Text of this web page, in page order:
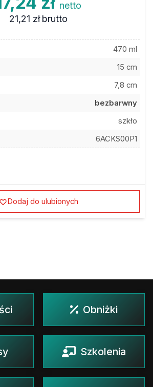
netto
21,21 zł brutto
470 ml
15 cm
7,8 cm
bezbarwny
szkło
6ACKS00P1
Dodaj do ulubionych
Obniżki
Szkolenia